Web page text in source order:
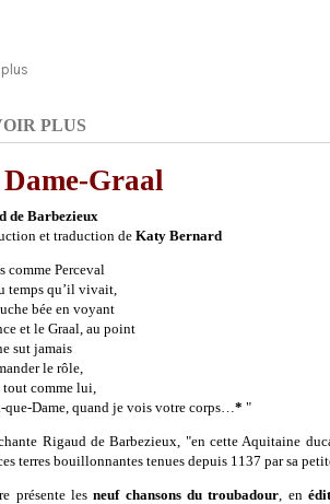
PLUS
Graal
de Barbezieux
et traduction de Katy Bernard
comme Perceval
temps qu’il vivait,
bée en voyant
et le Graal, au point
sut jamais
le rôle,
tout comme lui,
Dame, quand je vois votre corps…* "
Rigaud deBarbezieux, "en cette Aquitaine
terres bouillonnantes tenues depuis 1137 par sa
présente lesneuf chansons du troubadour, en